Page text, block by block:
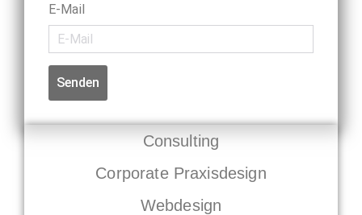
E-Mail
Senden
Consulting
Corporate Praxisdesign
Webdesign